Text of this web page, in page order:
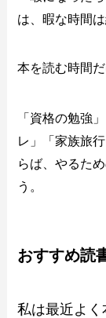
は、暇な時間
本を読む時間
「資格の勉強
レ」「家族旅
らば、やるた
う。
おすすめ読
私は最近よく